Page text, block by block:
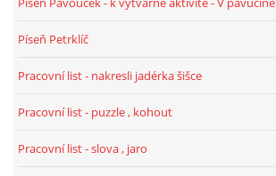
PÍSNĚ K TÉMATU LÉTO
Píseň Petrklíč
Pracovní list - nakresli jadérka šišce
Pracovní list - puzzle , kohout
Pracovní list - slova , jaro